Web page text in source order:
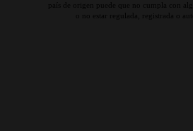
país de origen puede que no cumpla con
o no estar regulada, registrada o